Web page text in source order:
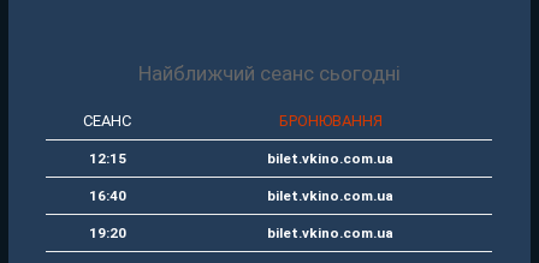
Найближчий сеанс сьогодні
СЕАНС БРОНЮВАННЯ
12:15 bilet.vkino.com.ua
16:40 bilet.vkino.com.ua
19:20 bilet.vkino.com.ua